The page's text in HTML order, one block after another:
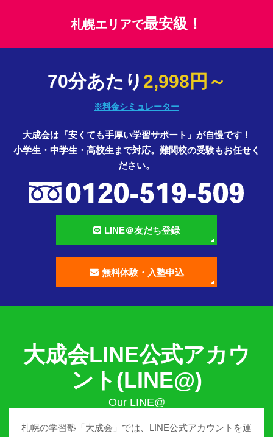
札幌エリアで最安級！
70分あたり 2,998円～
※料金シミュレーター
大成会は『安くても手厚い学習サポート』が自慢です！
小学生・中学生・高校生まで対応。難関校の受験もお任せく
ださい。
LINE＠友だち登録
無料体験・入塾申込
大成会LINE公式アカウ
ント(LINE@)
札幌の学習塾「大成会」では、LINE公式アカウントを運